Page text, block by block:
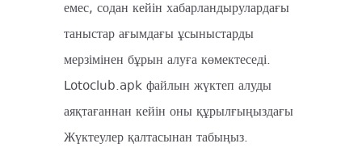
емес, содан кейін хабарландырулардағы
таныстар ағымдағы ұсыныстарды
мерзімінен бұрын алуға көмектеседі.
Lotoclub.apk файлын жүктеп алуды
аяқтағаннан кейін оны құрылғыңыздағы
Жүктеулер қалтасынан табыңыз.